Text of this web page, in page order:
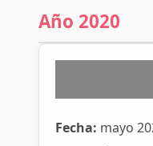
Año 2020
Fecha: mayo